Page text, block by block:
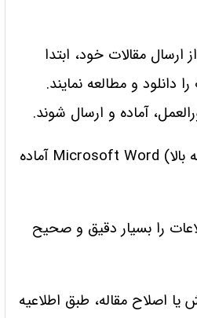
مقالات خود، ابتدا
دانلود و مطالعه نمایند.
آماده و ارسال شوند.
- مقالات باید در (2007 به بالا) Microsoft Word آماده
را بسیار دقیق و صحیح
یا اصلاح مقاله، طبق اطلاعیه